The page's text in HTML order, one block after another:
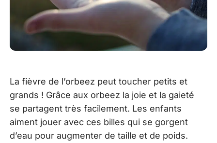
La fièvre de l’orbeez peut toucher petits et
grands ! Grâce aux orbeez la joie et la gaieté
se partagent très facilement. Les enfants
aiment jouer avec ces billes qui se gorgent
d’eau pour augmenter de taille et de poids.